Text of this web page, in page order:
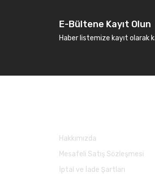
E-Bültene Kayıt Olun
Haber listemize kayıt olarak
Hakkımızda
Mesafeli Satış Sözleşmesi
İptal ve İade Şartları